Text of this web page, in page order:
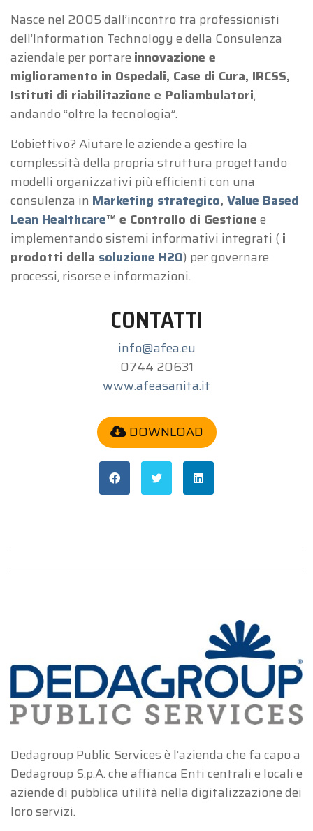
Nasce nel 2005 dall’incontro tra professionisti
dell’Information Technology e della Consulenza
aziendale per portare innovazione e
miglioramento in Ospedali, Case di Cura, IRCSS,
Istituti di riabilitazione e Poliambulatori,
andando “oltre la tecnologia”.
L’obiettivo? Aiutare le aziende a gestire la
complessità della propria struttura progettando
modelli organizzativi più efficienti con una
consulenza in Marketing strategico, Value Based
Lean Healthcare™ e Controllo di Gestionee
implementando sistemi informativi integrati ( i
prodotti della soluzione H2O) per governare
processi, risorse e informazioni.
CONTATTI
info@afea.eu
0744 20631
www.afeasanita.it
DOWNLOAD
Dedagroup Public Services è l’azienda che fa capo a
Dedagroup S.p.A. che affianca Enti centrali e locali e
aziende di pubblica utilità nella digitalizzazione dei
loro servizi.